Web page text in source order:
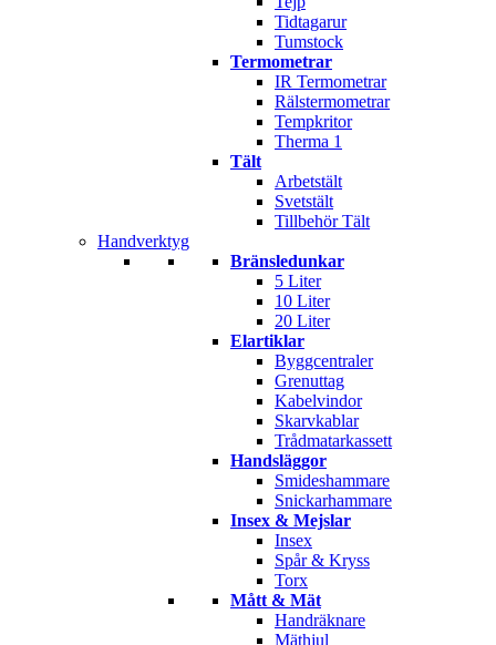
Tidtagarur
Tumstock
Termometrar
IR Termometrar
Rälstermometrar
Tempkritor
Therma 1
Tält
Arbetstält
Svetstält
Tillbehör Tält
Handverktyg
Bränsledunkar
5 Liter
10 Liter
20 Liter
Elartiklar
Byggcentraler
Grenuttag
Kabelvindor
Skarvkablar
Trådmatarkassett
Handsläggor
Smideshammare
Snickarhammare
Insex & Mejslar
Insex
Spår & Kryss
Torx
Mått & Mät
Handräknare
Mäthjul